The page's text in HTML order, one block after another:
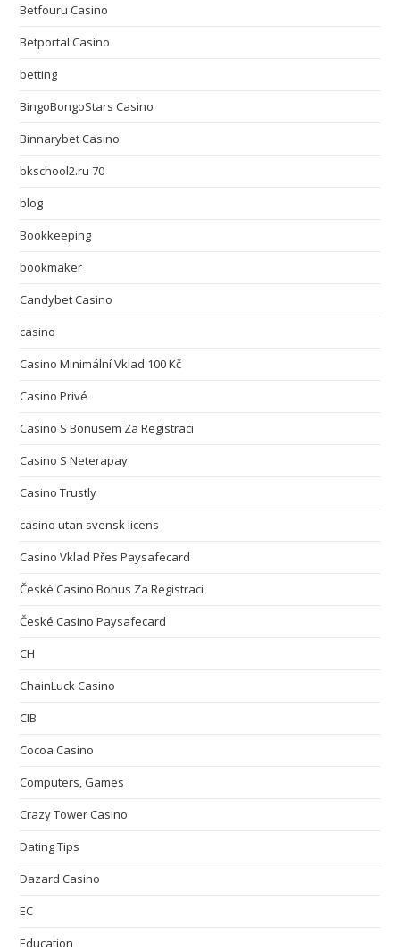
Betfouru Casino
Betportal Casino
betting
BingoBongoStars Casino
Binnarybet Casino
bkschool2.ru 70
blog
Bookkeeping
bookmaker
Candybet Casino
casino
Casino Minimální Vklad 100 Kč
Casino Privé
Casino S Bonusem Za Registraci
Casino S Neterapay
Casino Trustly
casino utan svensk licens
Casino Vklad Přes Paysafecard
České Casino Bonus Za Registraci
České Casino Paysafecard
CH
ChainLuck Casino
CIB
Cocoa Casino
Computers, Games
Crazy Tower Сasino
Dating Tips
Dazard Casino
EC
Education